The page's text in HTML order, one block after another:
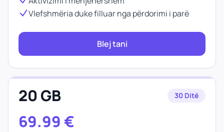
Vlefshmëria duke filluar nga përdorimi i parë
Blej tani
20 GB 30 Ditë
69.99 €